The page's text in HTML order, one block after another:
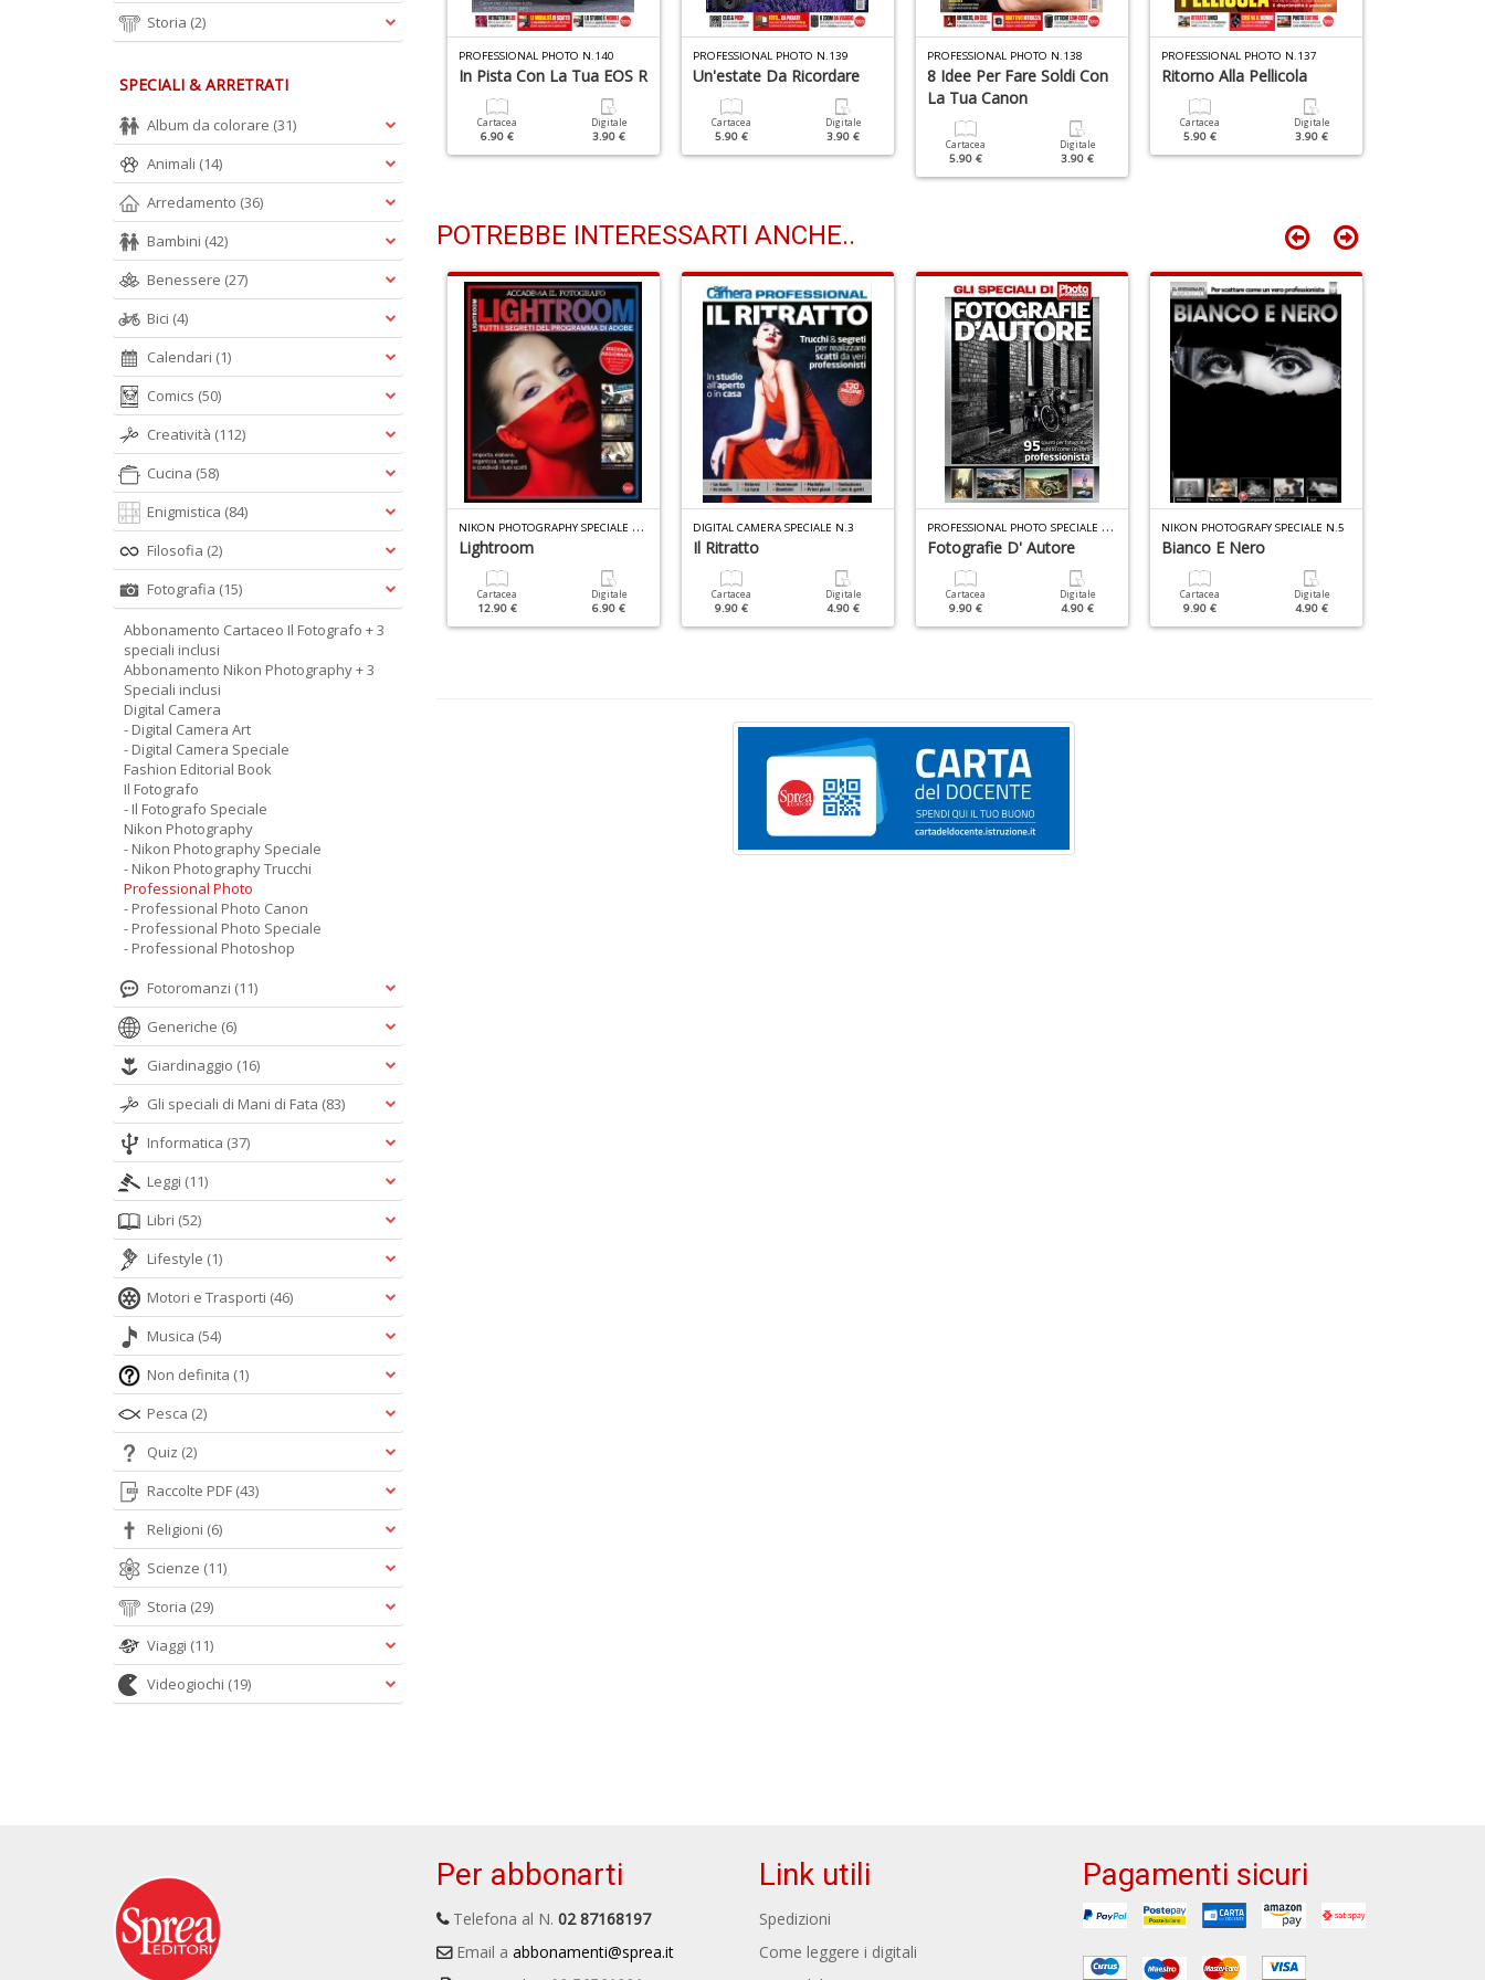
Mozzafiato
Digitale
2.90 €
Macro & Close Up
Cartacea
5.90 €
Digitale
PROFESSIONAL PHOTO N.140
In Pista Con La Tua EOS R
Cartacea
6.90 €
Digitale
3.90 €
PROFESSIONAL PHOTO N.139
Un'estate Da Ricordare
Cartacea
5.90 €
Digitale
3.90 €
PROFESSIONAL PHOTO N.138
8 Idee Per Fare Soldi Con
La Tua Canon
Cartacea
5.90 €
Digitale
3.90 €
PROFESSIONAL PHOTO N.137
Ritorno Alla Pellicola
Cartacea
5.90 €
Digitale
3.90 €
POTREBBE INTERESSARTI ANCHE..
P
ROFESSIONAL PHOTO SPECIALE N.14
Digitale
6.90 €
NIKON PHOTOGRAFY SPECIALE N.7
Speciale
9.90 € 4.90 €
N
IKON PHOTOGRAPHY SPECIALE N.11
Lightroom
Cartacea
12.90 €
Digitale
6.90 €
DIGITAL CAMERA SPECIALE N.3
Il Ritratto
Cartacea
9.90 €
Digitale
4.90 €
P
ROFESSIONAL PHOTO SPECIALE N.3
Fotografie D' Autore
Cartacea
9.90 €
Digitale
4.90 €
NIKON PHOTOGRAFY SPECIALE N.5
Bianco E Nero
Cartacea
9.90 €
Digitale
4.90 €
Storia (2)
SPECIALI & ARRETRATI
Album da colorare (31)
Animali (14)
Arredamento (36)
Bambini (42)
Benessere (27)
Bici (4)
Calendari (1)
Comics (50)
Creatività (112)
Cucina (58)
Enigmistica (84)
Filosofia (2)
Fotografia (15)
Abbonamento Cartaceo Il Fotografo + 3
speciali inclusi
Abbonamento Nikon Photography + 3
Speciali inclusi
Digital Camera
- Digital Camera Art
- Digital Camera Speciale
Fashion Editorial Book
Il Fotografo
- Il Fotografo Speciale
Nikon Photography
- Nikon Photography Speciale
- Nikon Photography Trucchi
Professional Photo
- Professional Photo Canon
- Professional Photo Speciale
- Professional Photoshop
Fotoromanzi (11)
Generiche (6)
Giardinaggio (16)
Gli speciali di Mani di Fata (83)
Informatica (37)
Leggi (11)
Libri (52)
Lifestyle (1)
Motori e Trasporti (46)
Musica (54)
Non definita (1)
Pesca (2)
Quiz (2)
Raccolte PDF (43)
Religioni (6)
Scienze (11)
Storia (29)
Viaggi (11)
Videogiochi (19)
Per abbonarti
Telefona al N. 02 87168197
Email a abbonamenti@sprea.it
Link utili
Spedizioni
Come leggere i digitali
Pagamenti sicuri